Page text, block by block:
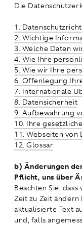
Die
1.
2. Wichtige
3. Welche Daten
4. Wie Ihre
5. Wie wir Ihre
6. Offenlegung
7. Internationale
8. Datensicherheit
9. Aufbewahrung
10. Ihre
11. Webseiten
12. Glossar
b) Änderungen
Pflicht, uns über
Beachten Sie,
Zeit zu Zeit
aktualisierte Text
und, falls